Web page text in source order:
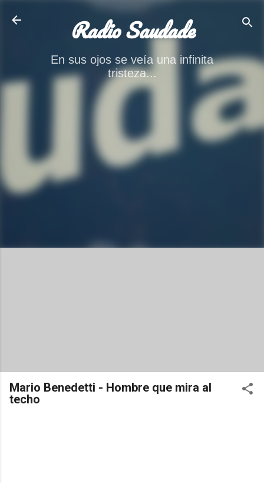
Radio Saudade
En sus ojos se veía una infinita
tristeza...
Mario Benedetti - Hombre que mira al
techo